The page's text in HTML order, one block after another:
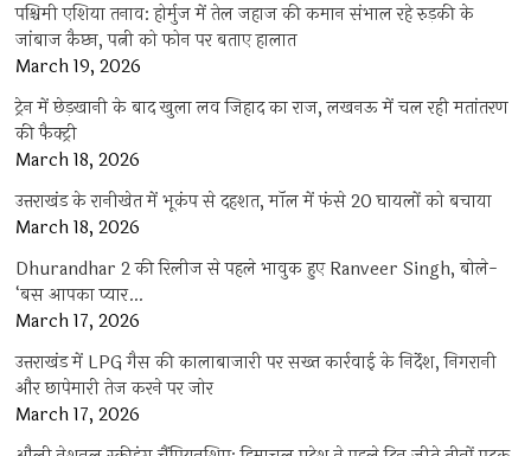
पश्चिमी एशिया तनाव: होर्मुज में तेल जहाज की कमान संभाल रहे रुड़की के
जांबाज कैप्टन, पत्नी को फोन पर बताए हालात
March 19, 2026
ट्रेन में छेड़खानी के बाद खुला लव जिहाद का राज, लखनऊ में चल रही मतांतरण
की फैक्ट्री
March 18, 2026
उत्तराखंड के रानीखेत में भूकंप से दहशत, मॉल में फंसे 20 घायलों को बचाया
March 18, 2026
Dhurandhar 2 की रिलीज से पहले भावुक हुए Ranveer Singh, बोले-
‘बस आपका प्यार…
March 17, 2026
उत्तराखंड में LPG गैस की कालाबाजारी पर सख्त कार्रवाई के निर्देश, निगरानी
और छापेमारी तेज करने पर जोर
March 17, 2026